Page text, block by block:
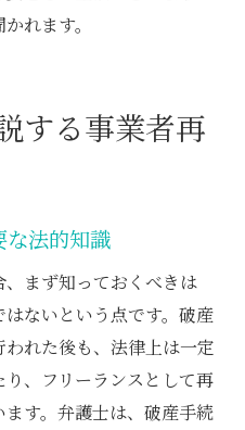
れます。
する事業者再
な法的知識
まず知っておくべきは
はないという点です。破産
れた後も、法律上は一定
、フリーランスとして再
す。弁護士は、破産手続